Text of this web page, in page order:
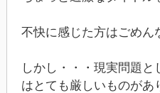
不快に感じた方はごめん
しかし・・・現実問題
はとても厳しいものがあ